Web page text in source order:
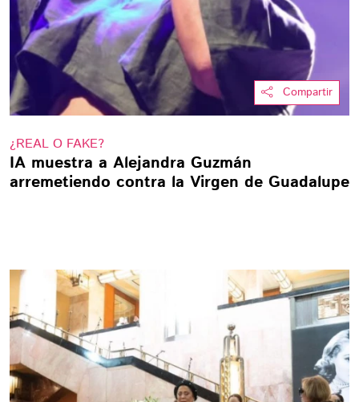
Compartir
¿REAL O FAKE?
IA muestra a Alejandra Guzmán
arremetiendo contra la Virgen de Guadalupe